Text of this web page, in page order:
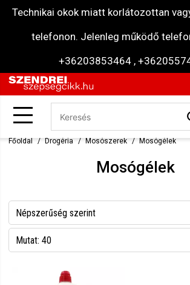
Technikai okok miatt korlátozottan
telefonon. Jelenleg működő
+36203853464 ,
Főoldal Drogéria Mosószerek Mosógélek
Mosógélek
Népszerűség szerint
Név szerint csökkenő
Mutat: 40